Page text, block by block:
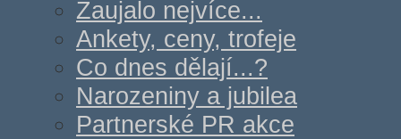
Zaujalo nejvíce...
Ankety, ceny, trofeje
Co dnes dělají...?
Narozeniny a jubilea
Partnerské PR akce